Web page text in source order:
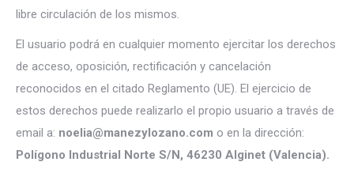
libre circulación de los mismos.
El usuario podrá en cualquier momento ejercitar los derechos
de acceso, oposición, rectificación y cancelación
reconocidos en el citado Reglamento (UE). El ejercicio de
estos derechos puede realizarlo el propio usuario a través de
email a: noelia@manezylozano.com o en la dirección:
Polígono Industrial Norte S/N, 46230 Alginet (Valencia).